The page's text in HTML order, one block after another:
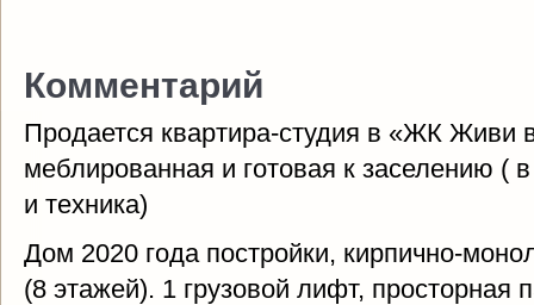
Комментарий
Продается квартира-студия в «ЖК Живи
меблированная и готовая к заселению (
и техника)
Дом 2020 года постройки, кирпично-
(8 этажей). 1 грузовой лифт, просторная